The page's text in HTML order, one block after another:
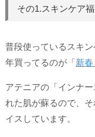
その1.スキンケア
普段使っているスキ
年買ってるのが「新
アテニアの「インナ
れた肌が蘇るので、
イスしています。